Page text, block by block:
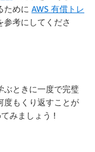
ために AWS 有償トレ
参考にしてくださ
ぶときに一度で完璧
度もくり返すことが
みましょう !